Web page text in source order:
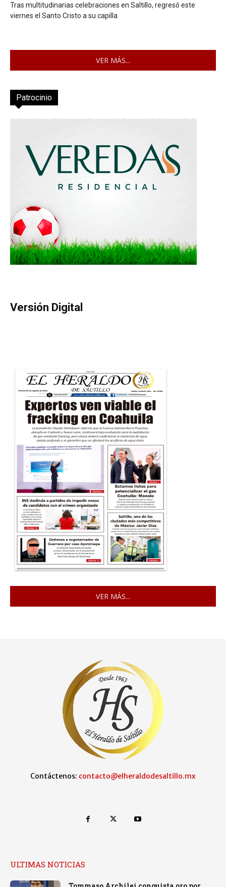
Tras multitudinarias celebraciones en Saltillo, regresó este
viernes el Santo Cristo a su capilla
VER MÁS...
Patrocinio
Versión Digital
VER MÁS...
Contáctenos: contacto@elheraldodesaltillo.mx
ULTIMAS NOTICIAS